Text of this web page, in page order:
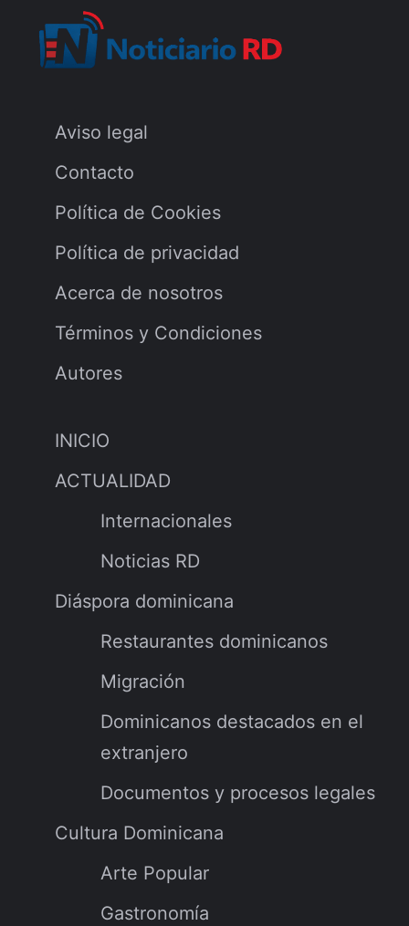
Aviso legal
Contacto
Política de Cookies
Política de privacidad
Acerca de nosotros
Términos y Condiciones
Autores
INICIO
ACTUALIDAD
Internacionales
Noticias RD
Diáspora dominicana
Restaurantes dominicanos
Migración
Dominicanos destacados en el
extranjero
Documentos y procesos legales
Cultura Dominicana
Arte Popular
Gastronomía